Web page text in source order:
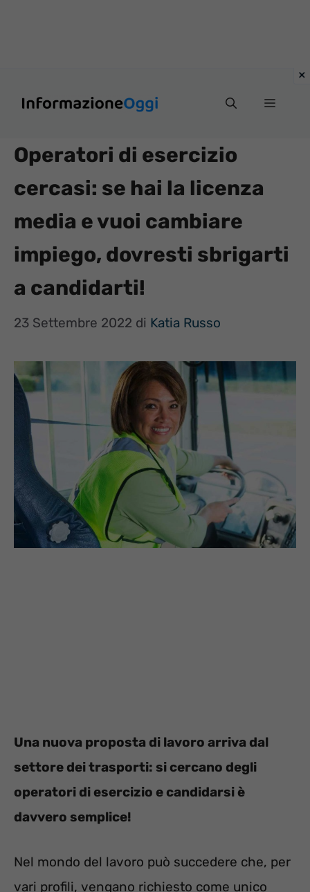
Menu
Operatori di esercizio
cercasi: se hai la licenza
media e vuoi cambiare
impiego, dovresti sbrigarti
a candidarti!
23 Settembre 2022 di Katia Russo
Una nuova proposta di lavoro arriva dal
settore dei trasporti: si cercano degli
operatori di esercizio e candidarsi è
davvero semplice!
Nel mondo del lavoro può succedere che, per
vari profili, vengano richiesto come unico